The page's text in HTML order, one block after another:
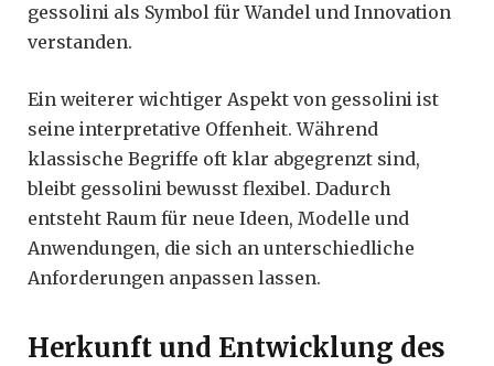
gessolini als Symbol für Wandel und Innovation
verstanden.
Ein weiterer wichtiger Aspekt von gessolini ist
seine interpretative Offenheit. Während
klassische Begriffe oft klar abgegrenzt sind,
bleibt gessolini bewusst flexibel. Dadurch
entsteht Raum für neue Ideen, Modelle und
Anwendungen, die sich an unterschiedliche
Anforderungen anpassen lassen.
Herkunft und Entwicklung des